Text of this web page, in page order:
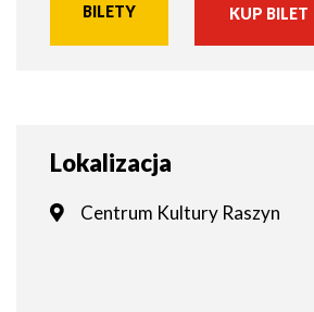
BILETY
WILL
OPEN
KUP BILET
Lokalizacja
Centrum Kultury Raszyn